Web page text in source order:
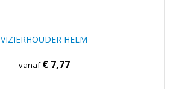
VIZIERHOUDER HELM
vanaf€ 7,77